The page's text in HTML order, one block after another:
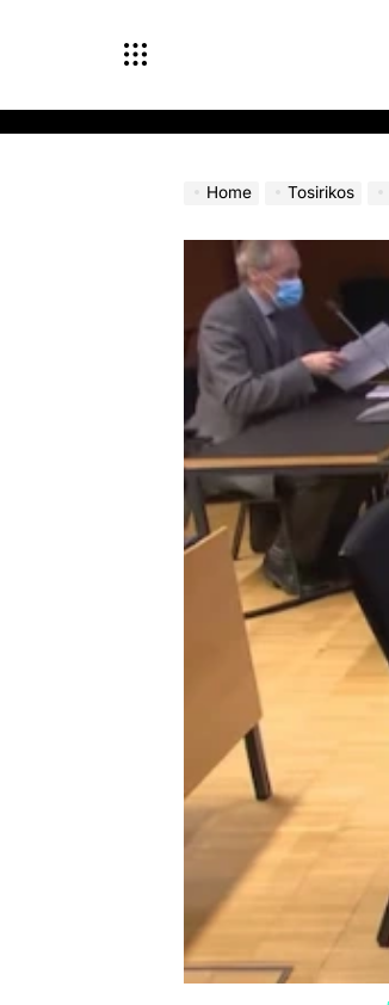
Home Tosirikos